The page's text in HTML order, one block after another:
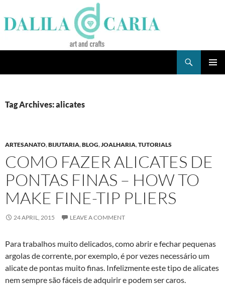
to
content
Tag Archives: alicates
ARTESANATO,BIJUTARIA,BLOG,JOALHARIA,TUTORIALS
COMO FAZER ALICATES DE
PONTAS FINAS – HOW TO
MAKE FINE-TIP PLIERS
24 APRIL, 2015 LEAVE A COMMENT
Para trabalhos muito delicados, como abrir e fechar pequenas
argolas de corrente, por exemplo, é por vezes necessário um
alicate de pontas muito finas. Infelizmente este tipo de alicates
nem sempre são fáceis de adquirir e podem ser caros.